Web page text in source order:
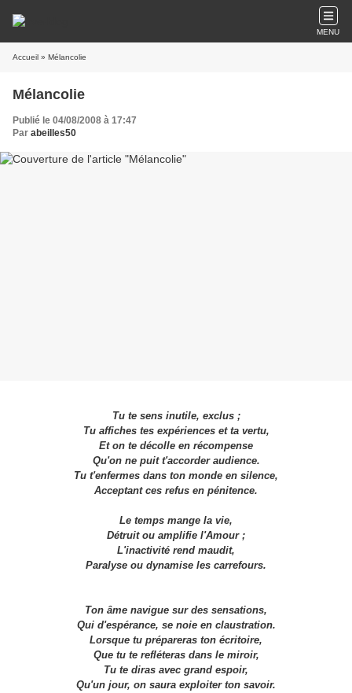
MENU
Accueil » Mélancolie
Mélancolie
Publié le 04/08/2008 à 17:47
Par abeilles50
Tu te sens inutile, exclus ;
Tu affiches tes expériences et ta vertu,
Et on te décolle en récompense
Qu'on ne puit t'accorder audience.
Tu t'enfermes dans ton monde en silence,
Acceptant ces refus en pénitence.
Le temps mange la vie,
Détruit ou amplifie l'Amour ;
L'inactivité rend maudit,
Paralyse ou dynamise les carrefours.
Ton âme navigue sur des sensations,
Qui d'espérance, se noie en claustration.
Lorsque tu prépareras ton écritoire,
Que tu te refléteras dans le miroir,
Tu te diras avec grand espoir,
Qu'un jour, on saura exploiter ton savoir.